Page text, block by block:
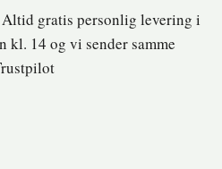
gratis personlig levering i
kl. 14 og vi sender samme